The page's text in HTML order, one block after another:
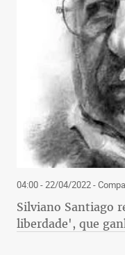
04:00 - 22/04/2022-
Silviano Santiago
liberdade', que